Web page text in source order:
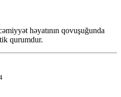
həyatının qovuşuğunda
qurumdur.